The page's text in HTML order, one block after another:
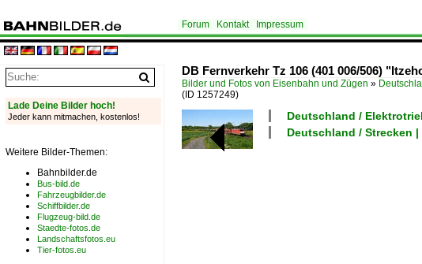
Forum Kontakt Impressum
DB Fernverkehr Tz 106 (401 006/506)
Bilder und Fotos von Eisenbahn und Zügen »
(ID 1257249)
Deutschland /
Deutschland / Strecken
Lade Deine Bilder hoch!
Jeder kann mitmachen, kostenlos!
Weitere Bilder-Themen:
Bahnbilder.de
Bus-bild.de
Fahrzeugbilder.de
Schiffbilder.de
Flugzeug-bild.de
Staedte-fotos.de
Landschaftsfotos.eu
Tier-fotos.eu